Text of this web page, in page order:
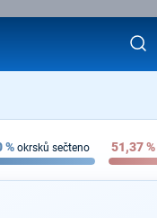
% okrsků sečteno 51,37%